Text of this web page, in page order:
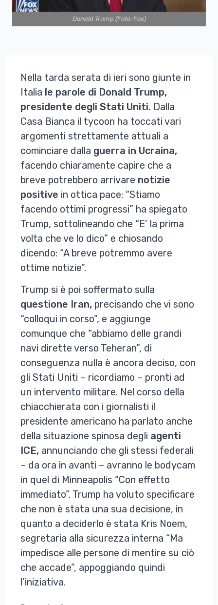
Donald Trump (Foto: Fox)
Nella tarda serata di ieri sono giunte in
Italia le parole di Donald Trump,
presidente degli Stati Uniti. Dalla
Casa Bianca il tycoon ha toccati vari
argomenti strettamente attuali a
cominciare dalla guerra in Ucraina,
facendo chiaramente capire che a
breve potrebbero arrivare notizie
positive in ottica pace: “Stiamo
facendo ottimi progressi” ha spiegato
Trump, sottolineando che “E’ la prima
volta che ve lo dico” e chiosando
dicendo: “A breve potremmo avere
ottime notizie”.
Trump si è poi soffermato sulla
questione Iran, precisando che vi sono
“colloqui in corso”, e aggiunge
comunque che “abbiamo delle grandi
navi dirette verso Teheran”, di
conseguenza nulla è ancora deciso, con
gli Stati Uniti – ricordiamo – pronti ad
un intervento militare. Nel corso della
chiacchierata con i giornalisti il
presidente americano ha parlato anche
della situazione spinosa degli agenti
ICE, annunciando che gli stessi federali
– da ora in avanti – avranno le bodycam
in quel di Minneapolis “Con effetto
immediato”. Trump ha voluto specificare
che non è stata una sua decisione, in
quanto a deciderlo è stata Kris Noem,
segretaria alla sicurezza interna “Ma
impedisce alle persone di mentire su ciò
che accade”, appoggiando quindi
l’iniziativa.